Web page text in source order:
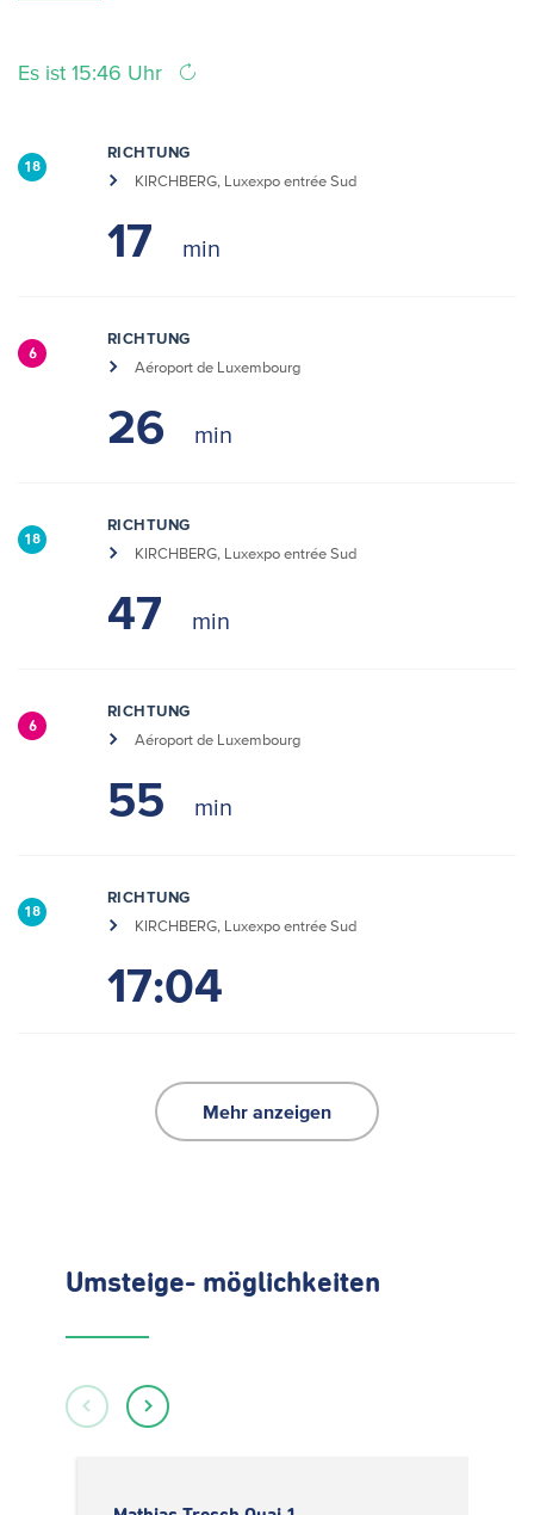
Es ist 15:46 Uhr
18
RICHTUNG
KIRCHBERG, Luxexpo entrée Sud
17
6
RICHTUNG
Aéroport de Luxembourg
26
18
RICHTUNG
KIRCHBERG, Luxexpo entrée Sud
47
6
RICHTUNG
Aéroport de Luxembourg
55
18
RICHTUNG
KIRCHBERG, Luxexpo entrée Sud
17:04
Mehr anzeigen
Umsteige- möglichkeiten